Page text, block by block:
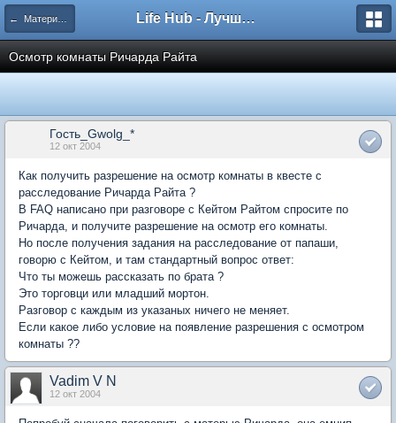
← Материал для FAQ по Fallout 2 Life Hub - Лучшие компьютерные игры мира
Осмотр комнаты Ричарда Райта
Гость_Gwolg_*
12 окт 2004
Как получить разрешение на осмотр комнаты в квесте с
расследование Ричарда Райта ?
В FAQ написано при разговоре с Кейтом Райтом спросите по
Ричарда, и получите разрешение на осмотр его комнаты.
Но после получения задания на расследование от папаши,
говорю с Кейтом, и там стандартный вопрос ответ:
Что ты можешь рассказать по брата ?
Это торговци или младший мортон.
Разговор с каждым из указаных ничего не меняет.
Если какое либо условие на появление разрешения с осмотром
комнаты ??
Vadim V N
12 окт 2004